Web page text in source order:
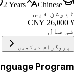
2 Years
Chinese
ٹیوشن فیس
¥
26,000
فی سال
پروگرام دیکھیں
Program